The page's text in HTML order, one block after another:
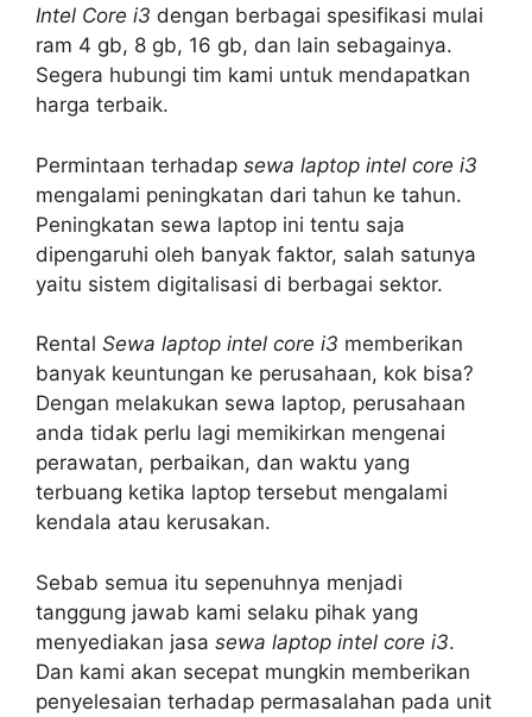
Intel Core i3 dengan berbagai spesifikasi mulai
ram 4 gb, 8 gb, 16 gb, dan lain sebagainya.
Segera hubungi tim kami untuk mendapatkan
harga terbaik.
Permintaan terhadap sewa laptop intel core i3
mengalami peningkatan dari tahun ke tahun.
Peningkatan sewa laptop ini tentu saja
dipengaruhi oleh banyak faktor, salah satunya
yaitu sistem digitalisasi di berbagai sektor.
Rental Sewa laptop intel core i3 memberikan
banyak keuntungan ke perusahaan, kok bisa?
Dengan melakukan sewa laptop, perusahaan
anda tidak perlu lagi memikirkan mengenai
perawatan, perbaikan, dan waktu yang
terbuang ketika laptop tersebut mengalami
kendala atau kerusakan.
Sebab semua itu sepenuhnya menjadi
tanggung jawab kami selaku pihak yang
menyediakan jasa sewa laptop intel core i3.
Dan kami akan secepat mungkin memberikan
penyelesaian terhadap permasalahan pada unit